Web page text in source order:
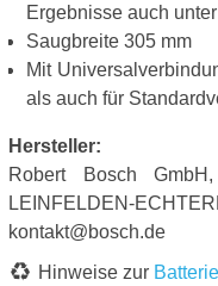
Ergebnisse auch
Saugbreite 305 mm
Mit
als auch für
Hersteller:
Robert Bosch
LEINFELDEN-
kontakt@bosch.de
Hinweise zur Batterie